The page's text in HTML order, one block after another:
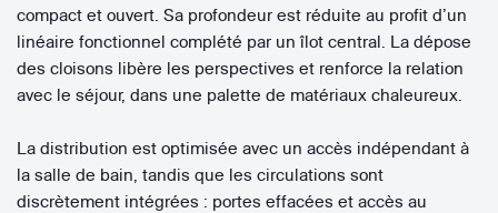
compact et ouvert. Sa profondeur est réduite au profit d’un
linéaire fonctionnel complété par un îlot central. La dépose
des cloisons libère les perspectives et renforce la relation
avec le séjour, dans une palette de matériaux chaleureux.
La distribution est optimisée avec un accès indépendant à
la salle de bain, tandis que les circulations sont
discrètement intégrées : portes effacées et accès au